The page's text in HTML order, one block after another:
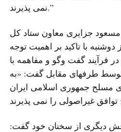
نمی پذیرند.”
جزایری معاون ستاد کل
با تاکید بر اهمیت توجه
فرآیند گفت وگو و مفاهمه با
طرفهای مقابل گفت: «به
مسلح جمهوری اسلامی ایران
دیگری از سخنان خود گفت: